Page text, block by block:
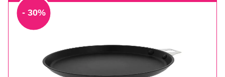
- 30%